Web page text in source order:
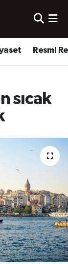
Resmi
sıcak